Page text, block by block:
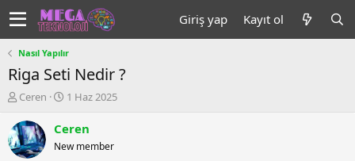
Giriş yap Kayıt ol
Nasıl Yapılır
Riga Seti Nedir ?
K
n
u
y
Ceren
B
ş
a
1 Haz 2025
Ceren
New member